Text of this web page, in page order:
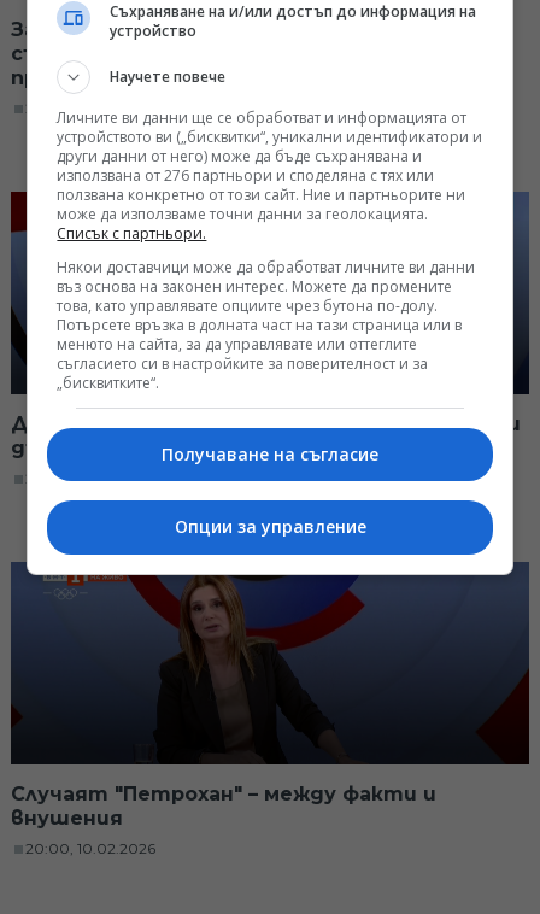
За честните избори, рокадите в МВР,
съдебната система и закъснялото
правосъдие
21:00, 24.02.2026
Драмата "Петрохан" - растящо недоверие и
държава на изпит
21:00, 17.02.2026
Случаят "Петрохан" – между факти и
внушения
20:00, 10.02.2026
Съхраняване на и/или достъп до информация на
устройство
Научете повече
Личните ви данни ще се обработват и информацията от
устройството ви („бисквитки“, уникални идентификатори и
други данни от него) може да бъде съхранявана и
използвана от 276 партньори и споделяна с тях или
ползвана конкретно от този сайт. Ние и партньорите ни
може да използваме точни данни за геолокацията.
Списък с партньори.
Някои доставчици може да обработват личните ви данни
въз основа на законен интерес. Можете да промените
това, като управлявате опциите чрез бутона по-долу.
Потърсете връзка в долната част на тази страница или в
менюто на сайта, за да управлявате или оттеглите
съгласието си в настройките за поверителност и за
„бисквитките“.
Получаване на съгласие
Опции за управление